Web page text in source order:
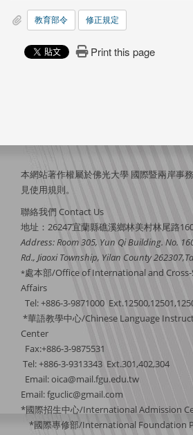
教育部令 修正規定
Print this page
本網站著作權屬於佛光大學 國際暨兩岸事
見使用規則。
聯絡我們 Contact Us
地址：26247宜蘭縣礁溪鄉林美村林尾路
Address: Room 305, Yun Qi Building. No.
Rd., Jiaoxi Township, Yilan County
*處本部/Office of International and
Affairs
Tel: +886-3-9871000
*華語教學中心/Chinese Language
Center
Fax:+886-3-
Tel: +886-3-9313343 Ext.301,402,304
Email:oica@mail.fgu.edu.tw
Email: fguclic@gmail.com
*國際招生中心/International
*國際專修部/International Foundation